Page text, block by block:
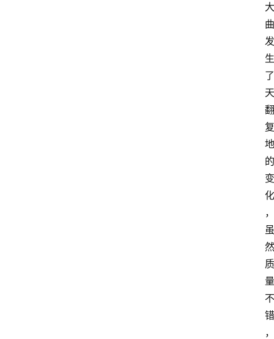
大
曲
发
生
了
天
翻
复
地
的
变
化
，
虽
然
质
量
不
错
，